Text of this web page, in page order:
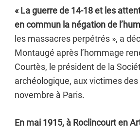
« La guerre de 14-18 et les
en commun la négation de
les massacres perpétrés », a
Montaugé après l’hommage
Courtès, le président de la
archéologique, aux victimes
novembre à Paris.
En mai 1915, à Roclincourt en